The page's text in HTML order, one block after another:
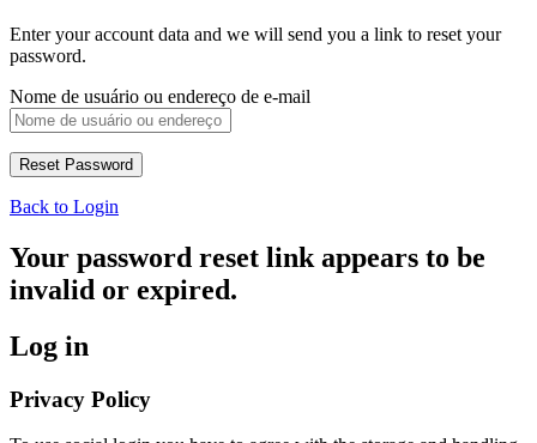
Enter your account data and we will send you a link to reset your
password.
Nome de usuário ou endereço de e-mail
Back to Login
Your password reset link appears to be
invalid or expired.
Log in
Privacy Policy